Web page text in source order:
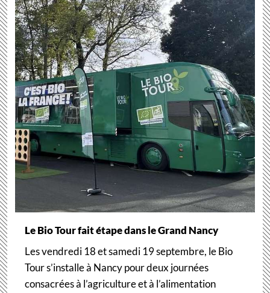
Le Bio Tour fait étape dans le Grand Nancy
Les vendredi 18 et samedi 19 septembre, le Bio
Tour s’installe à Nancy pour deux journées
consacrées à l’agriculture et à l’alimentation